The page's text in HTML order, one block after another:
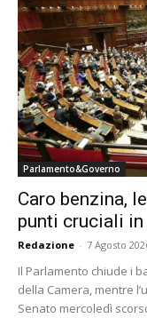
Parlamento&Governo
Caro benzina,
punti cruciali
Redazione - 7 Agosto
Il Parlamento chiude i
della Camera, mentre
Senato mercoledì